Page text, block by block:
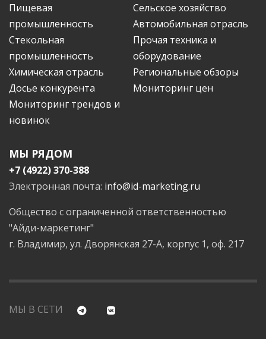
Пищевая
промышленность
Сельское хозяйство
Автомобильная отрасль
Стекольная
промышленность
Прочая техника и
оборудование
Химическая отрасль
Региональные обзоры
Досье конкурента
Мониторинг цен
Мониторинг трендов и
новинок
МЫ РЯДОМ
+7 (4922) 370-388
Электронная почта: info@id-marketing.ru
Общество с ограниченной ответственностью
"Айди-маркетинг"
г. Владимир, ул. Дворянская 27-А, корпус 1, оф. 217
МЫ В СЕТИ